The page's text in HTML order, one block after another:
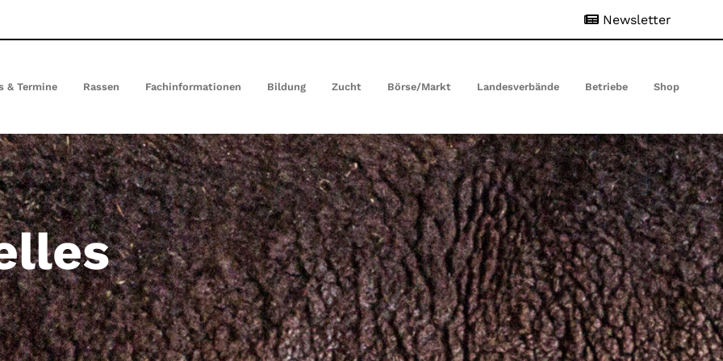
Newsletter
& Termine(current)
Rassen Fachinformationen Bildung Zucht Börse/Markt Landesverbände Betriebe Shop